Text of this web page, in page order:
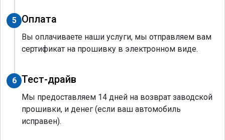
5 Оплата
Вы оплачиваете наши услуги, мы отправляем вам
сертификат на прошивку в электронном виде.
6 Тест-драйв
Мы предоставляем 14 дней на возврат заводской
прошивки, и денег (если ваш автомобиль
исправен).